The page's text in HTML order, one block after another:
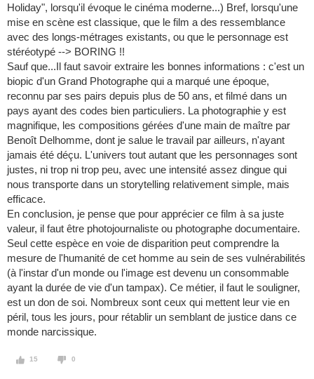
Holiday", lorsqu'il évoque le cinéma moderne...) Bref, lorsqu'une
mise en scène est classique, que le film a des ressemblance
avec des longs-métrages existants, ou que le personnage est
stéréotypé --> BORING !!
Sauf que...Il faut savoir extraire les bonnes informations : c'est un
biopic d'un Grand Photographe qui a marqué une époque,
reconnu par ses pairs depuis plus de 50 ans, et filmé dans un
pays ayant des codes bien particuliers. La photographie y est
magnifique, les compositions gérées d'une main de maître par
Benoît Delhomme, dont je salue le travail par ailleurs, n'ayant
jamais été déçu. L'univers tout autant que les personnages sont
justes, ni trop ni trop peu, avec une intensité assez dingue qui
nous transporte dans un storytelling relativement simple, mais
efficace.
En conclusion, je pense que pour apprécier ce film à sa juste
valeur, il faut être photojournaliste ou photographe documentaire.
Seul cette espèce en voie de disparition peut comprendre la
mesure de l'humanité de cet homme au sein de ses vulnérabilités
(à l'instar d'un monde ou l'image est devenu un consommable
ayant la durée de vie d'un tampax). Ce métier, il faut le souligner,
est un don de soi. Nombreux sont ceux qui mettent leur vie en
péril, tous les jours, pour rétablir un semblant de justice dans ce
monde narcissique.
15 0